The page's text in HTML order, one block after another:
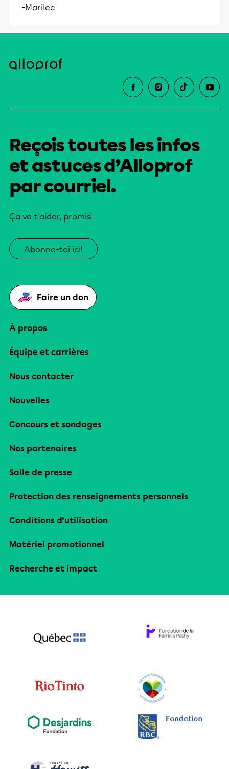
-Marilee
Reçois toutes les infos
et astuces d’Alloprof
par courriel.
Ça va t’aider, promis!
Abonne-toi ici!
Faire un don
À propos
Équipe et carrières
Nous contacter
Nouvelles
Concours et sondages
Nos partenaires
Salle de presse
Protection des renseignements personnels
Conditions d’utilisation
Matériel promotionnel
Recherche et impact